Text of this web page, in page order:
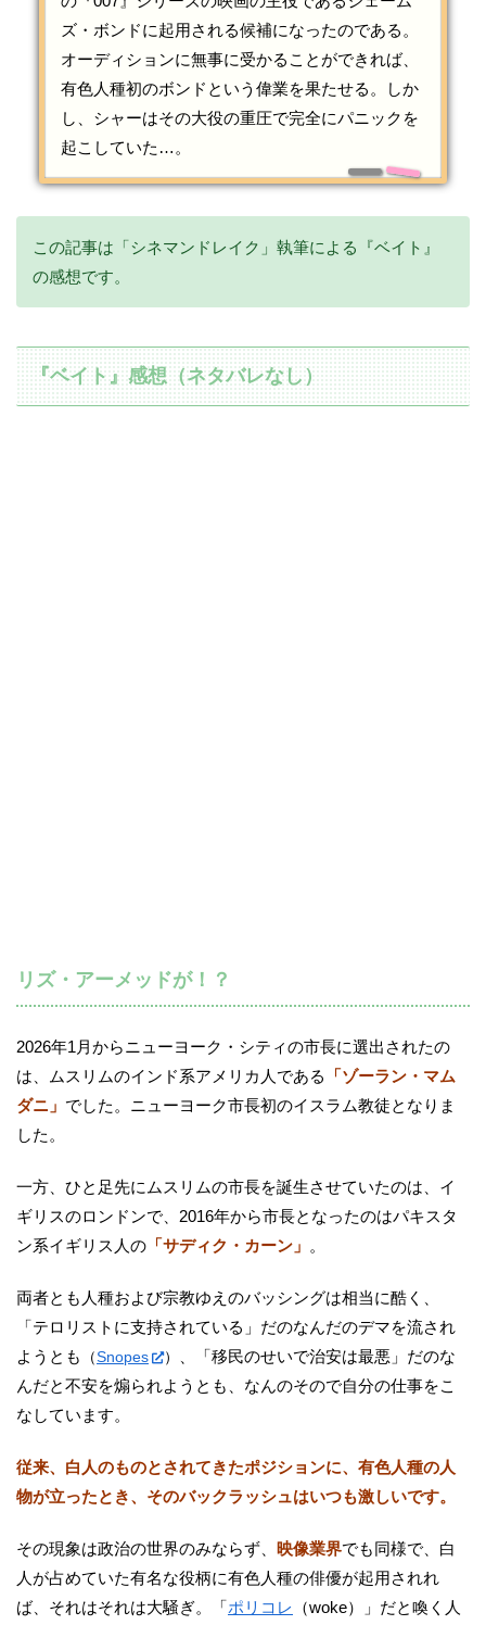
ズ・ボンドに起用される候補になったのである。
オーディションに無事に受かることができれば、
有色人種初のボンドという偉業を果たせる。しか
し、シャーはその大役の重圧で完全にパニックを
起こしていた…。
この記事は「シネマンドレイク」執筆による『ベイト』
の感想です。
『ベイト』感想（ネタバレなし）
リズ・アーメッドが！？
2026年1月からニューヨーク・シティの市長に選出されたの
は、ムスリムのインド系アメリカ人である
「ゾーラン・マム
ダニ」 でした。ニューヨーク市長初のイスラム教徒となりま
した。
一方、ひと足先にムスリムの市長を誕生させていたのは、イ
ギリスのロンドンで、2016年から市長となったのはパキスタ
ン系イギリス人の 「サディク・カーン」 。
両者とも人種および宗教ゆえのバッシングは相当に酷く、
「テロリストに支持されている」だのなんだのデマを流され
ようとも
（Snopes ）
、「移民のせいで治安は最悪」だのな
んだと不安を煽られようとも、なんのそので自分の仕事をこ
なしています。
従来、白人のものとされてきたポジションに、有色人種の人
物が立ったとき、そのバックラッシュはいつも激しいです。
その現象は政治の世界のみならず、 映像業界でも同様で、白
人が占めていた有名な役柄に有色人種の俳優が起用されれ
ば、それはそれは大騒ぎ。「ポリコレ （woke）」だと喚く人